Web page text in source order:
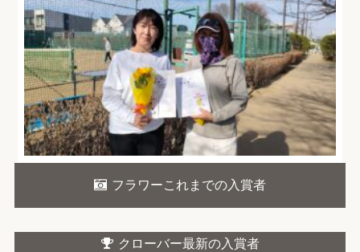
フラワーこれまでの入賞者
クローバー最新の入賞者